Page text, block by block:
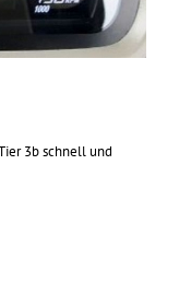
3b schnell und